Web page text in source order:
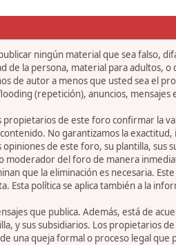
ningún material que sea falso,
de la persona, material para adultos,
de autor a menos que usted sea el
(repetición), anuncios,
propietarios de este foro confirmar la
No garantizamos la
de este foro, su plantilla,
moderador del foro de manera
que la eliminación es necesaria.
Esta política se aplica también a la
que publica. Además, está de
y sus subsidiarios. Los
una queja formal o proceso legal